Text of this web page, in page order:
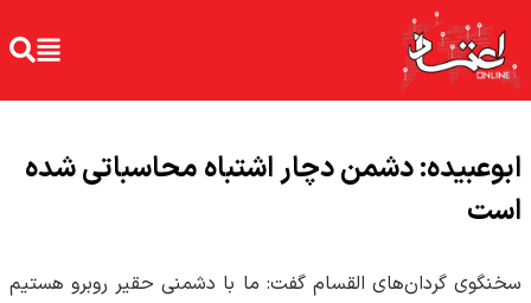
ابوعبیده:‌ دشمن دچار اشتباه محاسباتی شده
است
سخنگوی گردان‌های القسام گفت: ما با دشمنی حقیر روبرو هستیم